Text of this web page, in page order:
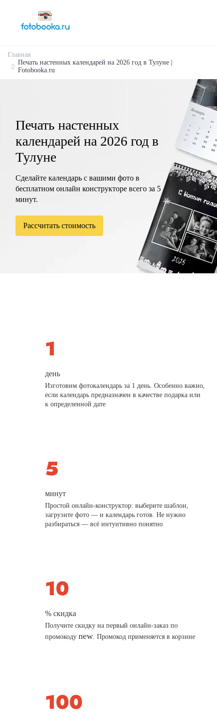
Главная
Печать настенных календарей на 2026 год в Тулуне |
Fotobooka.ru
Печать настенных
календарей на 2026 год в
Тулуне
Сделайте календарь с вашими фото в
бесплатном онлайн конструкторе всего за 5
минут.
Рассчитать стоимость
день
Изготовим фотокалендарь за 1 день. Особенно важно,
если календарь предназначен в качестве подарка или
к определенной дате
минут
Простой онлайн-конструктор: выберите шаблон,
загрузите фото — и календарь готов. Не нужно
разбираться — всё интуитивно понятно
% скидка
Получите скидку на первый онлайн-заказ по
промокодуnew. Промокод применяется в корзине